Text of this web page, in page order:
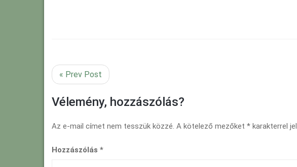
« Prev Post
Vélemény, hozzászólás?
Az e-mail címet nem tesszük közzé. A kötelező mezőket * karakterrel
Hozzászólás *